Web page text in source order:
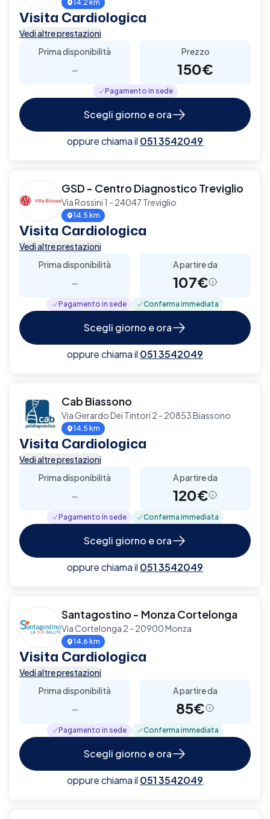
14.2 km
Visita Cardiologica
Vedi altre prestazioni
Prima disponibilità
-
Prezzo
150€
Pagamento in sede
Scegli giorno e ora
oppure chiama il 051 3542049
GSD - Centro Diagnostico Treviglio
Via Rossini 1 - 24047 Treviglio
14.5 km
Visita Cardiologica
Vedi altre prestazioni
Prima disponibilità
-
A partire da
107€
Pagamento in sede Conferma immediata
Scegli giorno e ora
oppure chiama il 051 3542049
Cab Biassono
Via Gerardo Dei Tintori 2 - 20853 Biassono
14.5 km
Visita Cardiologica
Vedi altre prestazioni
Prima disponibilità
-
A partire da
120€
Pagamento in sede Conferma immediata
Scegli giorno e ora
oppure chiama il 051 3542049
Santagostino - Monza Cortelonga
Via Cortelonga 2 - 20900 Monza
14.6 km
Visita Cardiologica
Vedi altre prestazioni
Prima disponibilità
-
A partire da
85€
Pagamento in sede Conferma immediata
Scegli giorno e ora
oppure chiama il 051 3542049